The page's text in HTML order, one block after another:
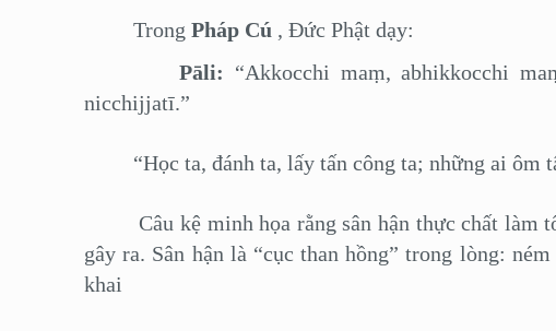
Trong Pháp Cú , Đức Phật dạy:
Pāli: “Akkocchi maṃ, abhikkocchi
nicchijjatī.”
“Học ta, đánh ta, lấy tấn công ta; những ai ôm
Câu kệ minh họa rằng sân hận thực chất làm
gây ra. Sân hận là “cục than hồng” trong lòng:
khai